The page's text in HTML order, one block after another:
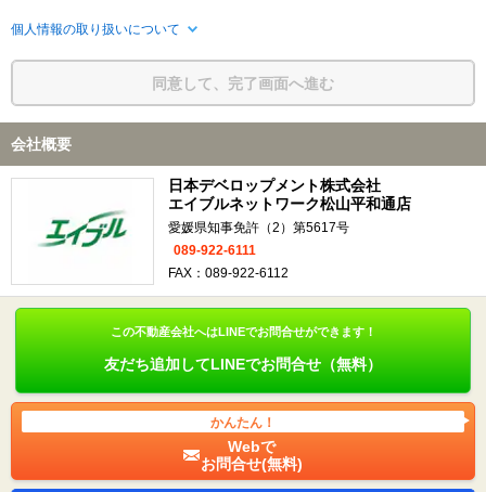
個人情報の取り扱いについて
同意して、完了画面へ進む
会社概要
日本デベロップメント株式会社
エイブルネットワーク松山平和通店
愛媛県知事免許（2）第5617号
089-922-6111
FAX：089-922-6112
この不動産会社へはLINEでお問合せができます！
友だち追加してLINEでお問合せ（無料）
かんたん！
Webで
お問合せ(無料)